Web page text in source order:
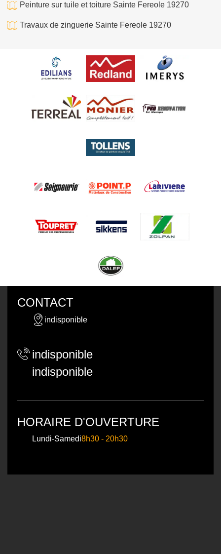
Peinture sur tuile et toiture Sainte Fereole 19270
Travaux de zinguerie Sainte Fereole 19270
CONTACT
indisponible
indisponible
indisponible
HORAIRE D'OUVERTURE
Lundi-Samedi8h30 - 20h30